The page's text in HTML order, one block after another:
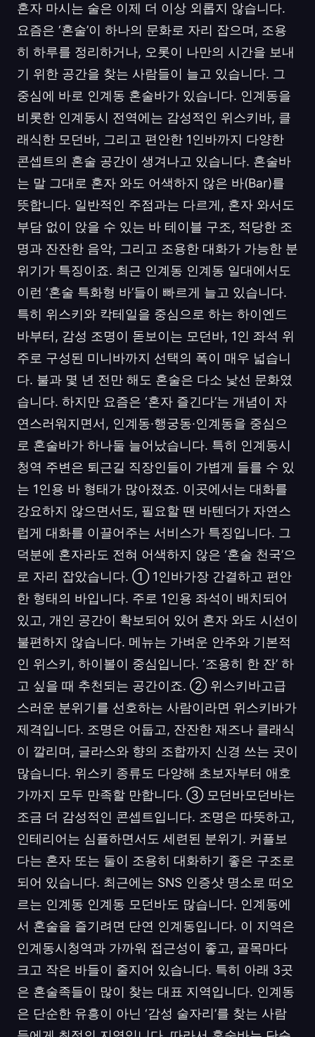
혼자 마시는 술은 이제 더 이상 외롭지 않습니다.
요즘은 ‘혼술’이 하나의 문화로 자리 잡으며, 조용
히 하루를 정리하거나, 오롯이 나만의 시간을 보내
기 위한 공간을 찾는 사람들이 늘고 있습니다. 그
중심에 바로 인계동 혼술바가 있습니다. 인계동을
비롯한 인계동시 전역에는 감성적인 위스키바, 클
래식한 모던바, 그리고 편안한 1인바까지 다양한
콘셉트의 혼술 공간이 생겨나고 있습니다. 혼술바
는 말 그대로 혼자 와도 어색하지 않은 바(Bar)를
뜻합니다. 일반적인 주점과는 다르게, 혼자 와서도
부담 없이 앉을 수 있는 바 테이블 구조, 적당한 조
명과 잔잔한 음악, 그리고 조용한 대화가 가능한 분
위기가 특징이죠. 최근 인계동 인계동 일대에서도
이런 ‘혼술 특화형 바’들이 빠르게 늘고 있습니다.
특히 위스키와 칵테일을 중심으로 하는 하이엔드
바부터, 감성 조명이 돋보이는 모던바, 1인 좌석 위
주로 구성된 미니바까지 선택의 폭이 매우 넓습니
다. 불과 몇 년 전만 해도 혼술은 다소 낯선 문화였
습니다. 하지만 요즘은 ‘혼자 즐긴다’는 개념이 자
연스러워지면서, 인계동·행궁동·인계동을 중심으
로 혼술바가 하나둘 늘어났습니다. 특히 인계동시
청역 주변은 퇴근길 직장인들이 가볍게 들를 수 있
는 1인용 바 형태가 많아졌죠. 이곳에서는 대화를
강요하지 않으면서도, 필요할 땐 바텐더가 자연스
럽게 대화를 이끌어주는 서비스가 특징입니다. 그
덕분에 혼자라도 전혀 어색하지 않은 ‘혼술 천국’으
로 자리 잡았습니다. ① 1인바가장 간결하고 편안
한 형태의 바입니다. 주로 1인용 좌석이 배치되어
있고, 개인 공간이 확보되어 있어 혼자 와도 시선이
불편하지 않습니다. 메뉴는 가벼운 안주와 기본적
인 위스키, 하이볼이 중심입니다. ‘조용히 한 잔’ 하
고 싶을 때 추천되는 공간이죠. ② 위스키바고급
스러운 분위기를 선호하는 사람이라면 위스키바가
제격입니다. 조명은 어둡고, 잔잔한 재즈나 클래식
이 깔리며, 글라스와 향의 조합까지 신경 쓰는 곳이
많습니다. 위스키 종류도 다양해 초보자부터 애호
가까지 모두 만족할 만합니다. ③ 모던바모던바는
조금 더 감성적인 콘셉트입니다. 조명은 따뜻하고,
인테리어는 심플하면서도 세련된 분위기. 커플보
다는 혼자 또는 둘이 조용히 대화하기 좋은 구조로
되어 있습니다. 최근에는 SNS 인증샷 명소로 떠오
르는 인계동 인계동 모던바도 많습니다. 인계동에
서 혼술을 즐기려면 단연 인계동입니다. 이 지역은
인계동시청역과 가까워 접근성이 좋고, 골목마다
크고 작은 바들이 줄지어 있습니다. 특히 아래 3곳
은 혼술족들이 많이 찾는 대표 지역입니다. 인계동
은 단순한 유흥이 아닌 ‘감성 술자리’를 찾는 사람